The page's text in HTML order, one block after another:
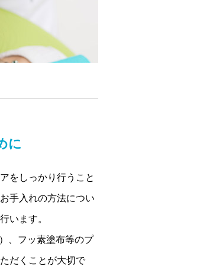
に
をしっかり行うこと
手入れの方法につい
います。
、フッ素塗布等のプ
だくことが大切で